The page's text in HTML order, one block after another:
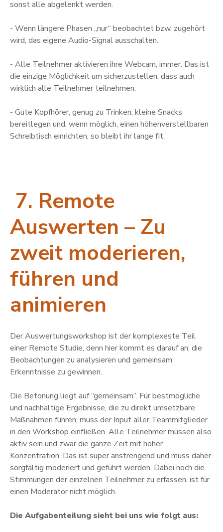
sonst alle abgelenkt werden.
- Wenn längere Phasen „nur“ beobachtet bzw. zugehört
wird, das eigene Audio-Signal ausschalten.
- Alle Teilnehmer aktivieren ihre Webcam, immer. Das ist
die einzige Möglichkeit um sicherzustellen, dass auch
wirklich alle Teilnehmer teilnehmen.
- Gute Kopfhörer, genug zu Trinken, kleine Snacks
bereitlegen und, wenn möglich, einen höhenverstellbaren
Schreibtisch einrichten, so bleibt ihr lange fit.
7. Remote
Auswerten – Zu
zweit moderieren,
führen und
animieren
Der Auswertungsworkshop ist der komplexeste Teil
einer Remote Studie, denn hier kommt es darauf an, die
Beobachtungen zu analysieren und gemeinsam
Erkenntnisse zu gewinnen.
Die Betonung liegt auf “gemeinsam”. Für bestmögliche
und nachhaltige Ergebnisse, die zu direkt umsetzbare
Maßnahmen führen, muss der Input aller Teammitglieder
in den Workshop einfließen. Alle Teilnehmer müssen also
aktiv sein und zwar die ganze Zeit mit hoher
Konzentration. Das ist super anstrengend und muss daher
sorgfältig moderiert und geführt werden. Dabei noch die
Stimmungen der einzelnen Teilnehmer zu erfassen, ist für
einen Moderator nicht möglich.
Die Aufgabenteilung sieht bei uns wie folgt aus: